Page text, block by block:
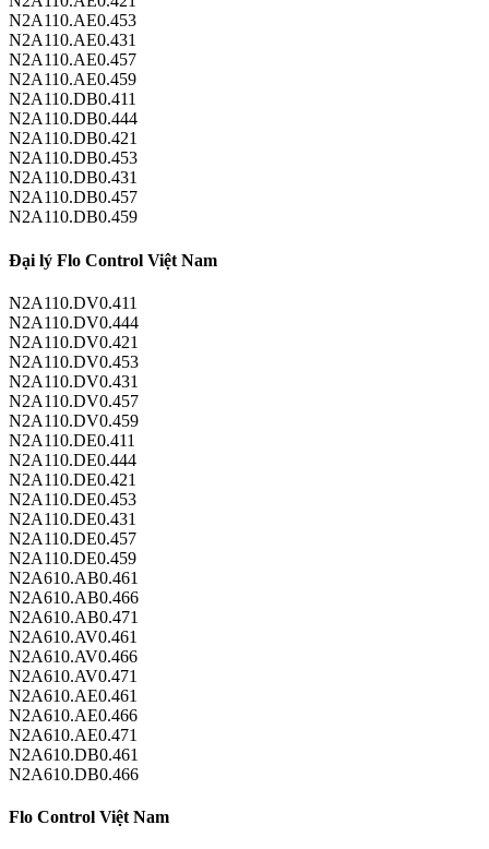
N2A110.AE0.453
N2A110.AE0.431
N2A110.AE0.457
N2A110.AE0.459
N2A110.DB0.411
N2A110.DB0.444
N2A110.DB0.421
N2A110.DB0.453
N2A110.DB0.431
N2A110.DB0.457
N2A110.DB0.459
Đại lý Flo Control Việt Nam
N2A110.DV0.411
N2A110.DV0.444
N2A110.DV0.421
N2A110.DV0.453
N2A110.DV0.431
N2A110.DV0.457
N2A110.DV0.459
N2A110.DE0.411
N2A110.DE0.444
N2A110.DE0.421
N2A110.DE0.453
N2A110.DE0.431
N2A110.DE0.457
N2A110.DE0.459
N2A610.AB0.461
N2A610.AB0.466
N2A610.AB0.471
N2A610.AV0.461
N2A610.AV0.466
N2A610.AV0.471
N2A610.AE0.461
N2A610.AE0.466
N2A610.AE0.471
N2A610.DB0.461
N2A610.DB0.466
Flo Control Việt Nam